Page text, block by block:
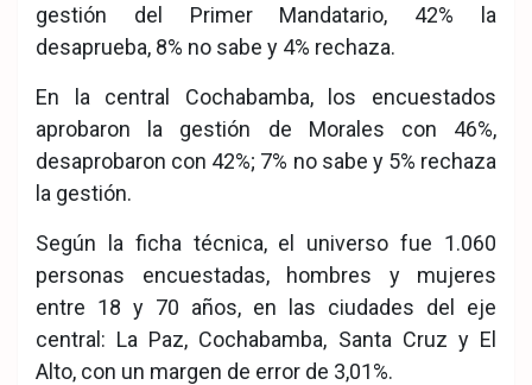
gestión del Primer Mandatario, 42% la
desaprueba, 8% no sabe y 4% rechaza.
En la central Cochabamba, los encuestados
aprobaron la gestión de Morales con 46%,
desaprobaron con 42%; 7% no sabe y 5% rechaza
la gestión.
Según la ficha técnica, el universo fue 1.060
personas encuestadas, hombres y mujeres
entre 18 y 70 años, en las ciudades del eje
central: La Paz, Cochabamba, Santa Cruz y El
Alto, con un margen de error de 3,01%.